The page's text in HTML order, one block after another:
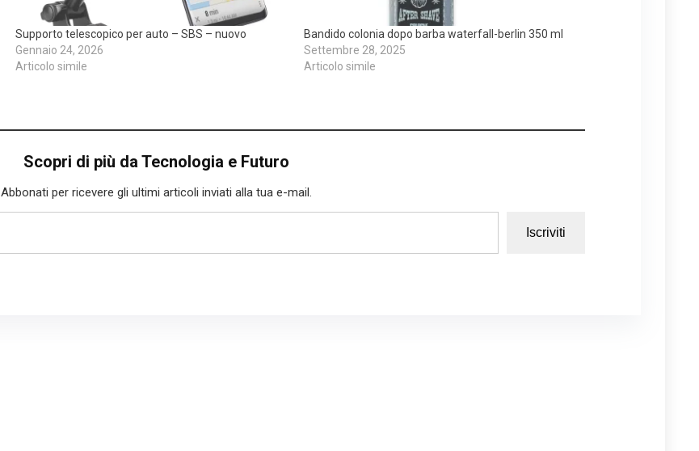
Supporto telescopico per auto – SBS – nuovo
Gennaio 24, 2026
Articolo simile
Bandido colonia dopo barba waterfall-berlin 350 ml
Settembre 28, 2025
Articolo simile
Scopri di più da Tecnologia e Futuro
Abbonati per ricevere gli ultimi articoli inviati alla tua e-mail.
Iscriviti